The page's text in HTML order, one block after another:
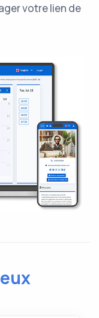
votre lien de